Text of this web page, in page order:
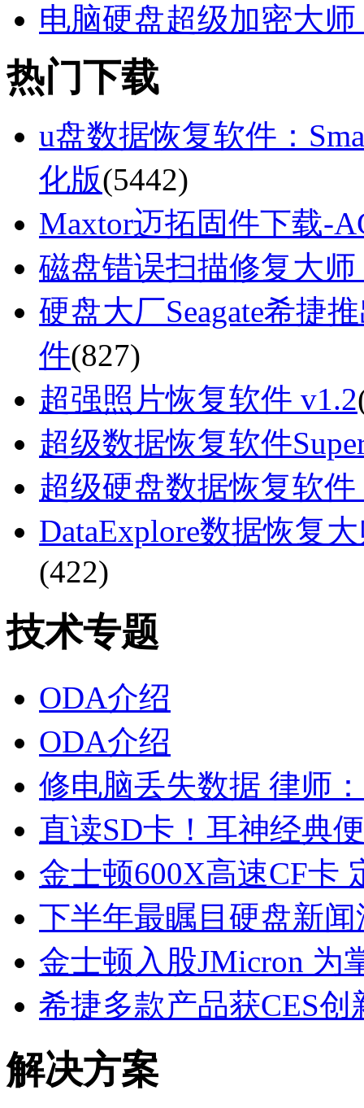
电脑硬盘超级加密大师
热门下载
u盘数据恢复软件：
化版(5442)
Maxtor迈拓固件下载-
磁盘错误扫描修复大师
硬盘大厂Seagate希捷
件(827)
超强照片恢复软件 v1.2
超级数据恢复软件
超级硬盘数据恢复软件
DataExplore数据恢复
(422)
技术专题
ODA介绍
ODA介绍
修电脑丢失数据 律师
直读SD卡！耳神经典
金士顿600X高速CF卡
下半年最瞩目硬盘新闻
金士顿入股JMicron 为
希捷多款产品获CES创
解决方案